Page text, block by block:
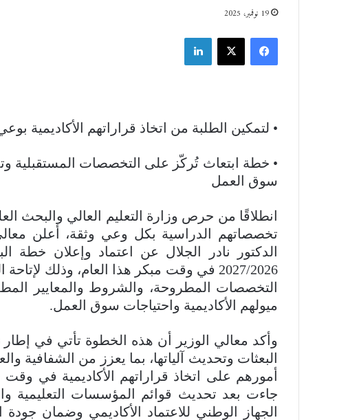
19 نوفمبر، 2025
فيسبوك ‫X لينكدإن
• لتمكين الطلبة من اتخاذ قراراتهم الأكاديمية
• خطة ابتعاث تُركّز على التخصصات المستقبلية
سوق العمل
انطلاقًا من حرص وزارة التعليم العالي والبحث
تخصصاتهم الدراسية بكل وعي وثقة، أعلن
الدكتور نادر الجلال عن اعتماد وإعلان خطة
2027/2026 في وقت مبكر هذا العام، وذلك
التخصصات المطروحة، والشروط والمعايير
ميولهم الأكاديمية واحتياجات سوق العمل.
وأكد معالي الوزير أن هذه الخطوة تأتي في
البعثات وتحديث آلياتها، بما يعزز من الشفافية
أمورهم على اتخاذ قراراتهم الأكاديمية في
جاءت بعد تحديث قوائم المؤسسات التعليمية
الجهاز الوطني للاعتماد الأكاديمي وضمان